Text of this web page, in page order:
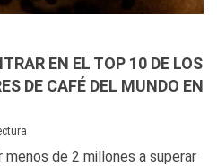
EN EL TOP 10 DE LOS
DE CAFÉ DEL MUNDO EN
de 2 millones a superar